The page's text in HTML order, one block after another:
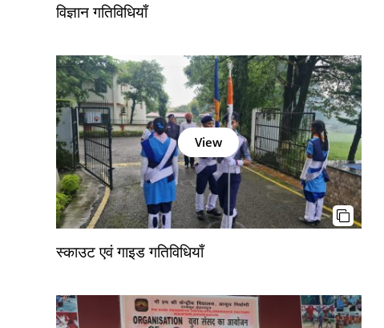
विज्ञान गतिविधियाँ
View
स्काउट एवं गाइड गतिविधियाँ